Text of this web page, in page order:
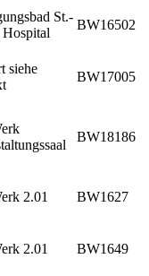
St.-
BW16502
siehe
BW17005
BW18186
2.01 BW1627
2.01 BW1649